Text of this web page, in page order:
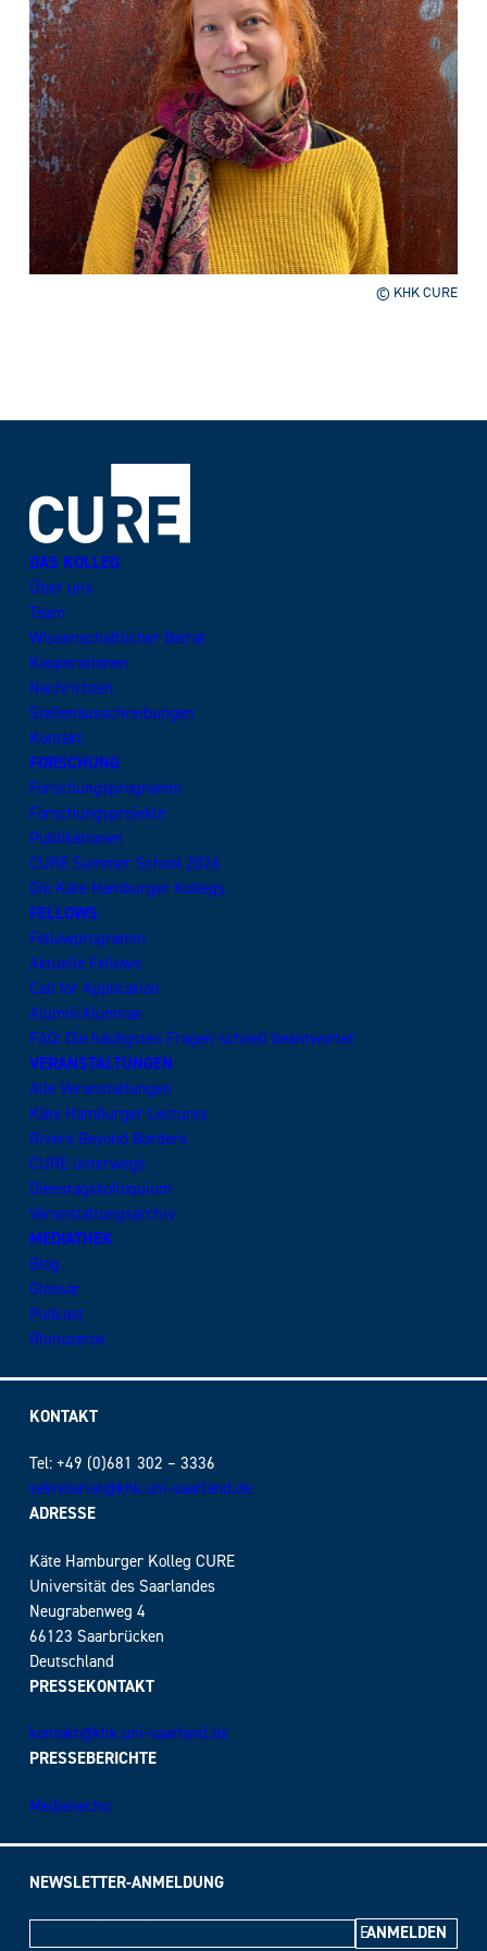
© KHK CURE
DAS KOLLEG
Über uns
Team
Wissenschaftlicher Beirat
Kooperationen
Nachrichten
Stellenausschreibungen
Kontakt
FORSCHUNG
Forschungsprogramm
Forschungsprojekte
Publikationen
CURE Summer School 2026
Die Käte Hamburger Kollegs
FELLOWS
Fellowprogramm
Aktuelle Fellows
Call for Application
Alumni:Alumnae
FAQ: Die häufigsten Fragen schnell beantwortet
VERANSTALTUNGEN
Alle Veranstaltungen
Käte Hamburger Lectures
Rivers Beyond Borders
CURE unterwegs
Dienstagskolloquium
Veranstaltungsarchiv
MEDIATHEK
Blog
Glossar
Podcast
Rhinozeros
KONTAKT
Tel: +49 (0)681 302 – 3336
sekretariat@khk.uni-saarland.de
ADRESSE
Käte Hamburger Kolleg CURE
Universität des Saarlandes
Neugrabenweg 4
66123 Saarbrücken
Deutschland
PRESSEKONTAKT
kontakt@khk.uni-saarland.de
PRESSEBERICHTE
Medienecho
NEWSLETTER-ANMELDUNG
E